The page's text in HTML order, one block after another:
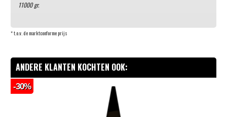
11000 gr.
* t.o.v. de marktconforme prijs
ANDERE KLANTEN KOCHTEN OOK:
-30%